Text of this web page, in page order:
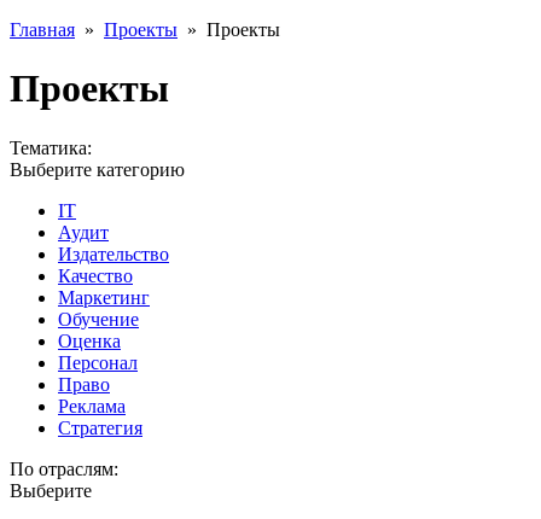
Главная » Проекты » Проекты
Проекты
Тематика:
Выберите категорию
IT
Аудит
Издательство
Качество
Маркетинг
Обучение
Оценка
Персонал
Право
Реклама
Стратегия
По отраслям:
Выберите